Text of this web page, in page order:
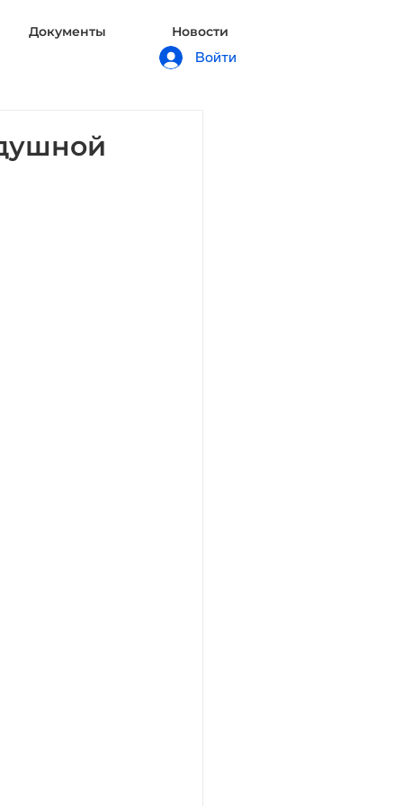
Документы Новости
Войти